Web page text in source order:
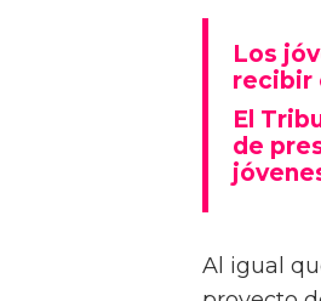
Los
recibir
El
de
Al igual